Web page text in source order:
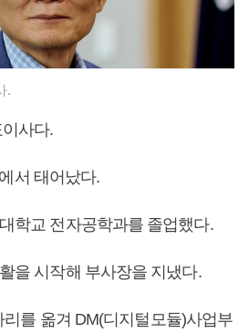
.
사다.
서 태어났다.
학교 전자공학과를 졸업했다.
을 시작해 부사장을 지냈다.
를 옮겨 DM(디지털모듈)사업부